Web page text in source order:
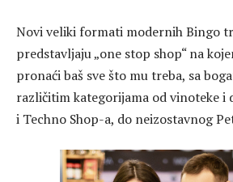
Novi veliki formati modernih Bingo
predstavljaju „one stop shop“ na
pronaći baš sve što mu treba, sa
različitim kategorijama od vinoteke i
i Techno Shop-a, do neizostavnog